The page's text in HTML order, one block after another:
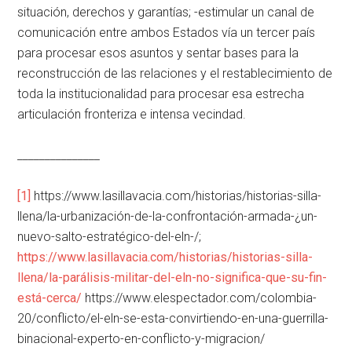
situación, derechos y garantías; -estimular un canal de
comunicación entre ambos Estados vía un tercer país
para procesar esos asuntos y sentar bases para la
reconstrucción de las relaciones y el restablecimiento de
toda la institucionalidad para procesar esa estrecha
articulación fronteriza e intensa vecindad.
[1] https://www.lasillavacia.com/historias/historias-silla-
llena/la-urbanización-de-la-confrontación-armada-¿un-
nuevo-salto-estratégico-del-eln-/;
https://www.lasillavacia.com/historias/historias-silla-
llena/la-parálisis-militar-del-eln-no-significa-que-su-fin-
está-cerca/ https://www.elespectador.com/colombia-
20/conflicto/el-eln-se-esta-convirtiendo-en-una-guerrilla-
binacional-experto-en-conflicto-y-migracion/